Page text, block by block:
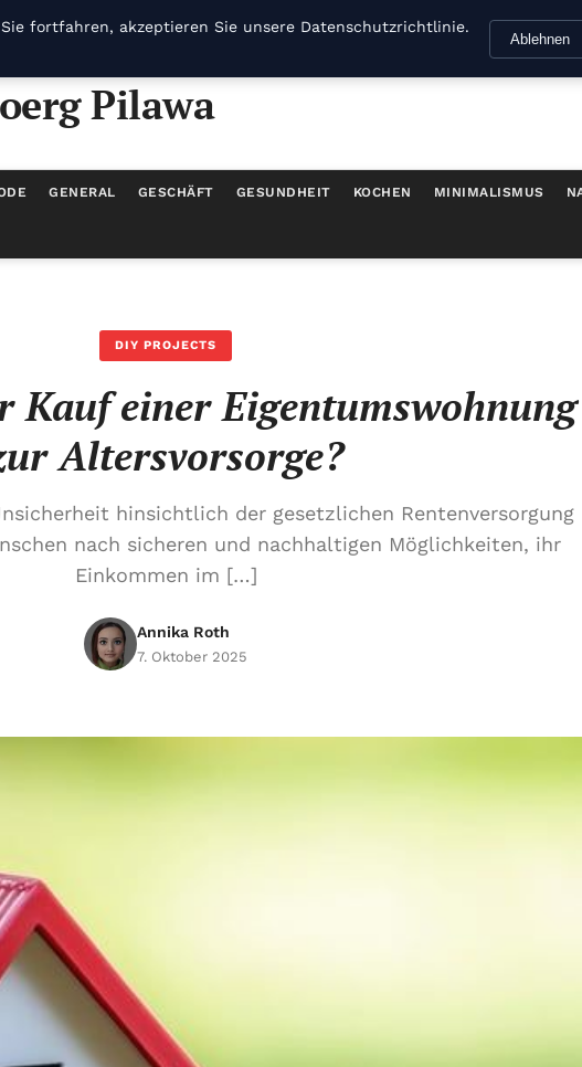
Pilawa
GENERAL GESCHÄFT GESUNDHEIT KOCHEN MINIMALISMUS
Altersvorsorge?
DIY PROJECTS
Kauf einer Eigentumswohnung
Altersvorsorge?
hinsichtlich der gesetzlichen Rentenversorgung
nach sicheren und nachhaltigen Möglichkeiten, ihr
Einkommen im […]
Annika Roth
7. Oktober 2025
fortfahren, akzeptieren Sie unsere Datenschutzrichtlinie.
Ablehnen